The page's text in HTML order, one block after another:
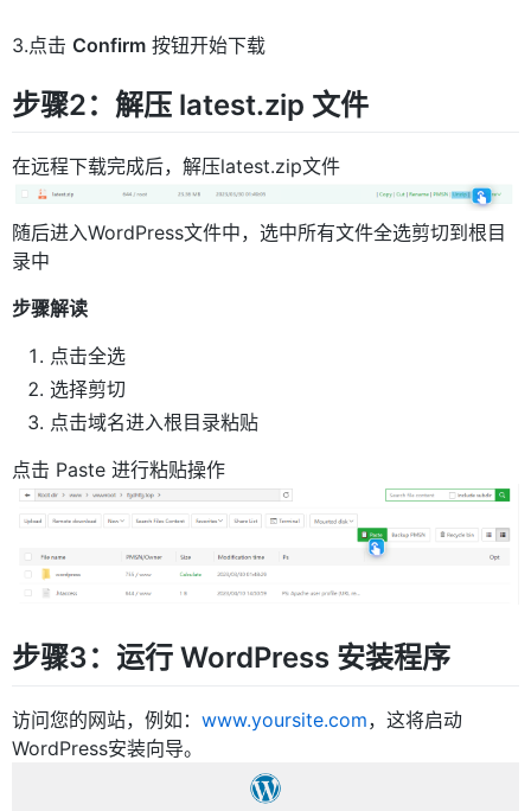
3.点击 Confirm 按钮开始下载
步骤2：解压 latest.zip 文件
在远程下载完成后，解压latest.zip文件
随后进入WordPress文件中，选中所有文件全选剪切到根目
录中
步骤解读
点击全选
选择剪切
点击域名进入根目录粘贴
点击 Paste 进行粘贴操作
步骤3：运行 WordPress 安装程序
访问您的网站，例如： www.yoursite.com，这将启动
WordPress安装向导。